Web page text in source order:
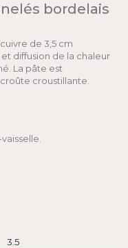
bordelais
de 3,5 cm
diffusion de la chaleur
La pâte est
croustillante.
3.5